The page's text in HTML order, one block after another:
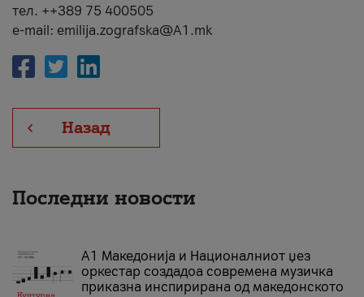
тел. ++389 75 400505
e-mail: emilija.zografska@A1.mk
Назад
Последни новости
А1 Македонија и Националниот џез
оркестар создадоа современа музичка
приказна инспирирана од македонското